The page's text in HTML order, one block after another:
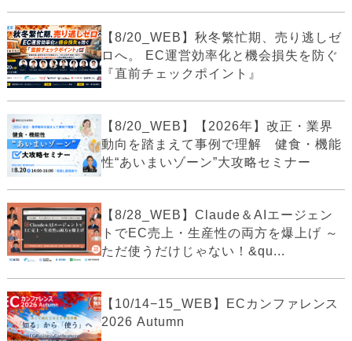
【8/20_WEB】秋冬繁忙期、売り逃しゼ
ロへ。 EC運営効率化と機会損失を防ぐ
『直前チェックポイント』
【8/20_WEB】【2026年】改正・業界
動向を踏まえて事例で理解 健食・機能
性“あいまいゾーン”大攻略セミナー
【8/28_WEB】Claude＆AIエージェン
トでEC売上・生産性の両方を爆上げ ～
ただ使うだけじゃない！&qu...
【10/14−15_WEB】ECカンファレンス
2026 Autumn